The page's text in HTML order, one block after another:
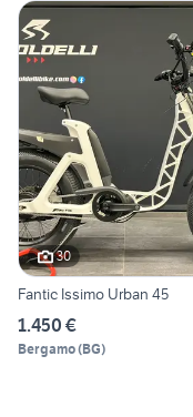
30
Fantic Issimo Urban 45
1.450 €
Bergamo(BG)